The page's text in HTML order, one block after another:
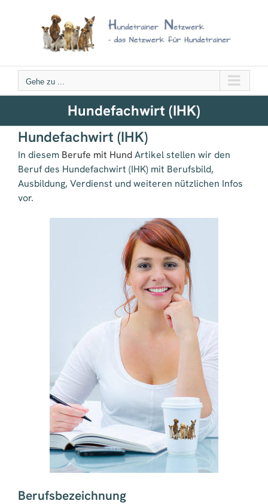
Gehe zu ...
Hundefachwirt (IHK)
Hundefachwirt (IHK)
In diesem Berufe mit HundArtikel stellen wir den
Beruf des Hundefachwirt (IHK) mit Berufsbild,
Ausbildung, Verdienst und weiteren nützlichen Infos
vor.
Berufsbezeichnung